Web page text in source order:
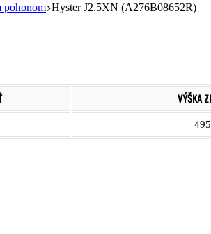
pohonom Hyster J2.5XN (A276B08652R)
VÝŠKA